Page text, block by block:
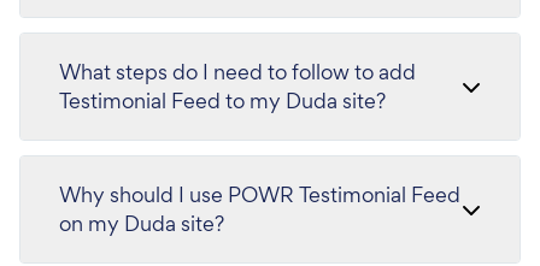
What steps do I need to follow to add
Testimonial Feed to my Duda site?
Why should I use POWR Testimonial Feed
on my Duda site?